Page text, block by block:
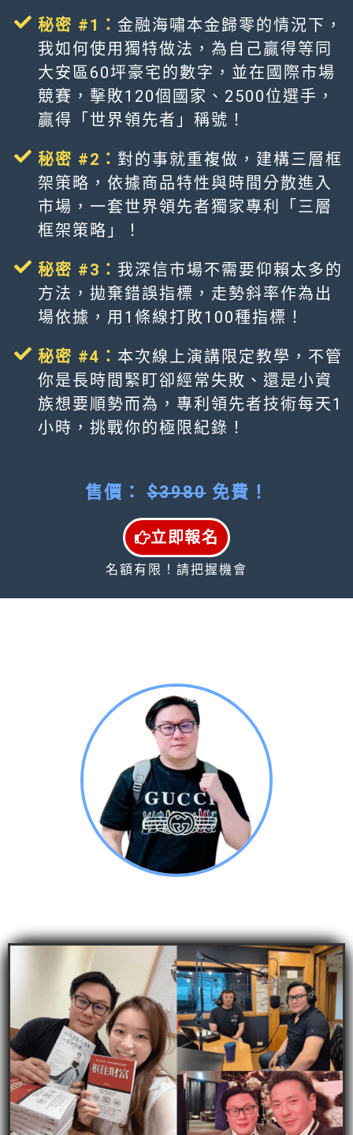
秘密 #1： 金融海嘯本金歸零的情況下，
我如何使用獨特做法，為自己贏得等同
大安區60坪豪宅的數字，並在國際市場
競賽，擊敗120個國家、2500位選手，
贏得「世界領先者」稱號！
秘密 #2： 對的事就重複做，建構三層框
架策略，依據商品特性與時間分散進入
市場，一套世界領先者獨家專利「三層
框架策略」！
秘密 #3： 我深信市場不需要仰賴太多的
方法，拋棄錯誤指標，走勢斜率作為出
場依據，用1條線打敗100種指標！
秘密 #4： 本次線上演講限定教學，不管
你是長時間緊盯卻經常失敗、還是小資
族想要順勢而為，專利領先者技術每天1
小時，挑戰你的極限紀錄！
售價：$3980免費！
立即報名
名額有限！請把握機會